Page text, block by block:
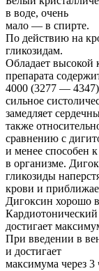
в воде, очень
мало — в спирте.
По действию на
гликозидам.
Обладает высокой
препарата
4000 (3277 —
сильное
замедляет
также
сравнению с
и менее способен
в организме.
гликозиды
крови и
Дигоксин хорошо
Кардиотонический
достигает
При введении в
и достигает
максимума через 3